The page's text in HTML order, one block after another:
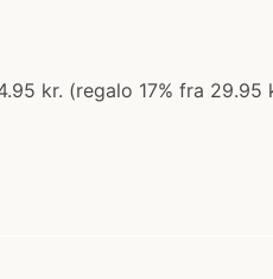
kr. (regalo 17% fra 29.95